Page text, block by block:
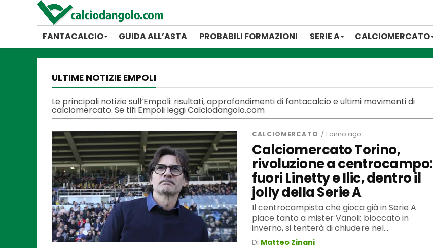
FANTACALCIO GUIDA ALL’ASTA PROBABILI FORMAZIONI SERIE A CALCIOMERCATO
ULTIME NOTIZIE EMPOLI
Le principali notizie sull’Empoli: risultati, approfondimenti di fantacalcio e ultimi movimenti di
calciomercato. Se tifi Empoli leggi Calciodangolo.com
CALCIOMERCATO / 1 anno ago
Calciomercato Torino,
rivoluzione a centrocampo:
fuori Linetty e Ilic, dentro il
jolly della Serie A
Il centrocampista che gioca già in Serie A
piace tanto a mister Vanoli: bloccato in
inverno, si tenterà di chiudere nel...
Di Matteo Zinani